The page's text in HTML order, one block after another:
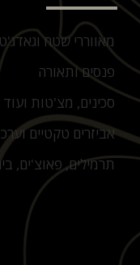
מאווררי שטח
פנסים ותאורה
סכינים, מצ'טות ועוד
אביזרים טקטיים
תרמילים, פאוצ'ים,